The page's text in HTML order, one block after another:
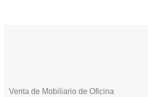
Venta de Mobiliario de Oficina